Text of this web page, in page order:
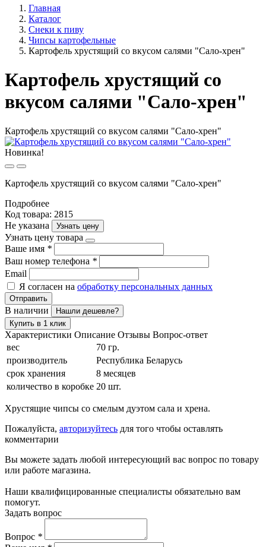
Главная
Каталог
Снеки к пиву
Чипсы картофельные
Картофель хрустящий со вкусом салями "Сало-хрен"
Картофель хрустящий со
вкусом салями "Сало-хрен"
Картофель хрустящий со вкусом салями "Сало-хрен"
Новинка!
Картофель хрустящий со вкусом салями "Сало-хрен"
Подробнее
Код товара: 2815
Не указана
Узнать цену
Узнать цену товара
Ваше имя *
Ваш номер телефона *
Email
Я согласен на обработку персональных данных
Отправить
В наличии
Нашли дешевле?
Купить в 1 клик
Характеристики Описание Отзывы Вопрос-ответ
вес
70 гр.
производитель
Республика Беларусь
срок хранения
8 месяцев
количество в коробке 20 шт.
Хрустящие чипсы со смелым дуэтом сала и хрена.
Пожалуйста, авторизуйтесь для того чтобы оставлять
комментарии
Вы можете задать любой интересующий вас вопрос по товару
или работе магазина.
Наши квалифицированные специалисты обязательно вам
помогут.
Задать вопрос
Вопрос *